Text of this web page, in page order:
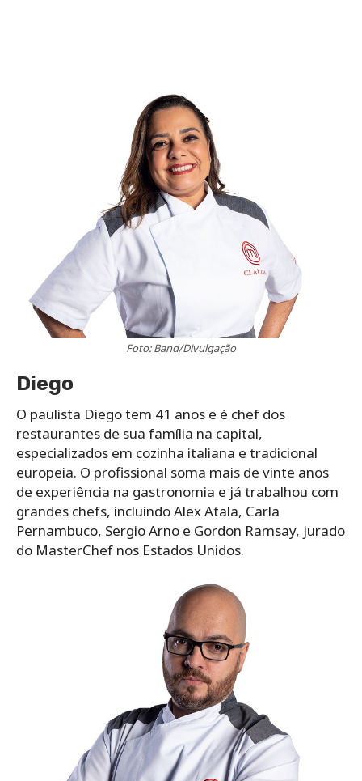
Foto: Band/Divulgação
Diego
O paulista Diego tem 41 anos e é chef dos
restaurantes de sua família na capital,
especializados em cozinha italiana e tradicional
europeia. O profissional soma mais de vinte anos
de experiência na gastronomia e já trabalhou com
grandes chefs, incluindo Alex Atala, Carla
Pernambuco, Sergio Arno e Gordon Ramsay, jurado
do MasterChef nos Estados Unidos.